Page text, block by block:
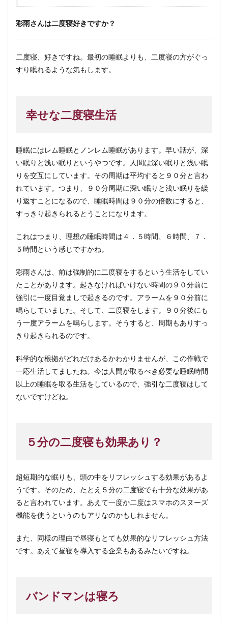
彩雨さんは二度寝好きですか？
二度寝、好きですね。最初の睡眠よりも、二度寝の方がぐっ
すり眠れるような気もします。
幸せな二度寝生活
睡眠にはレム睡眠とノンレム睡眠があります。早い話が、深
い眠りと浅い眠りというやつです。人間は深い眠りと浅い眠
りを交互にしています。その周期は平均すると９０分と言わ
れています。つまり、９０分周期に深い眠りと浅い眠りを繰
り返すことになるので、睡眠時間は９０分の倍数にすると、
すっきり起きられるとうことになります。
これはつまり、理想の睡眠時間は４．５時間、６時間、７．
５時間という感じですかね。
彩雨さんは、前は強制的に二度寝をするという生活をしてい
たことがあります。起きなければいけない時間の９０分前に
強引に一度目覚ましで起きるのです。アラームを９０分前に
鳴らしていました。そして、二度寝をします。９０分後にも
う一度アラームを鳴らします。そうすると、周期もありすっ
きり起きられるのです。
科学的な根拠がどれだけあるかわかりませんが、この作戦で
一応生活してましたね。今は人間が取るべき必要な睡眠時間
以上の睡眠を取る生活をしているので、強引な二度寝はして
ないですけどね。
５分の二度寝も効果あり？
超短期的な眠りも、頭の中をリフレッシュする効果があるよ
うです。そのため、たとえ５分の二度寝でも十分な効果があ
ると言われています。あえて一度か二度はスマホのスヌーズ
機能を使うというのもアリなのかもしれません。
また、同様の理由で昼寝もとても効果的なリフレッシュ方法
です。あえて昼寝を導入する企業もあるみたいですね。
バンドマンは寝ろ